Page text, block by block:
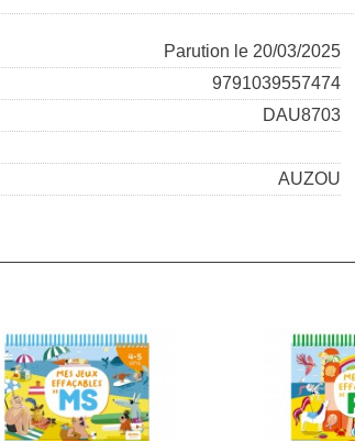
Parution le 20/03/2025
9791039557474
DAU8703
AUZOU